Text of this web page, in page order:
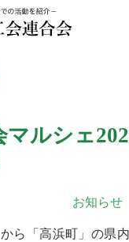
マルシェ
お知らせ
ら「高浜町」の県